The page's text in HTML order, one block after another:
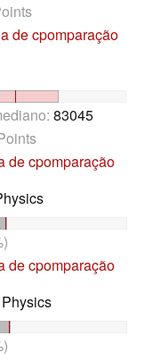
de cpomparação
83045
de cpomparação
de cpomparação